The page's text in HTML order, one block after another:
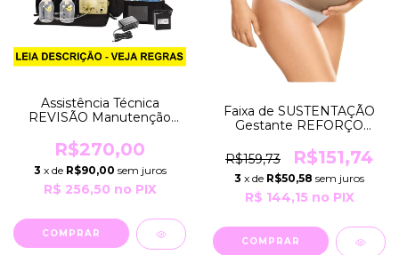
Assistência Técnica
REVISÃO Manutenção
CONSERTO da Bomba
PUMP IN STYLE Medela
R$270,00
3 x de R$90,00 sem juros
R$ 256,50 no PIX
Faixa de SUSTENTAÇÃO
Gestante REFORÇO
Conforto Para Pesos de
60 a 90 Kg R682 Moderna
R$159,73 R$151,74
3 x de R$50,58 sem juros
R$ 144,15 no PIX
COMPRAR